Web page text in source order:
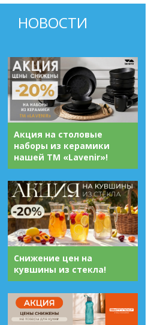
НОВОСТИ
Акция на столовые
наборы из керамики
нашей ТМ «Lavenir»!
Снижение цен на
кувшины из стекла!